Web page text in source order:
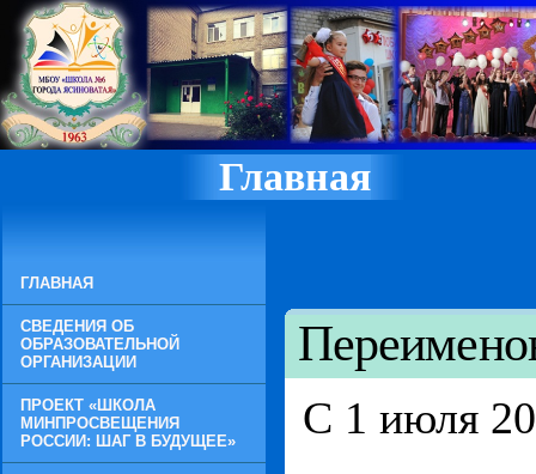
Главная
ГЛАВНАЯ
СВЕДЕНИЯ ОБ
ОБРАЗОВАТЕЛЬНОЙ
ОРГАНИЗАЦИИ
ПРОЕКТ «ШКОЛА
МИНПРОСВЕЩЕНИЯ
РОССИИ: ШАГ В БУДУЩЕЕ»
C 1 июля